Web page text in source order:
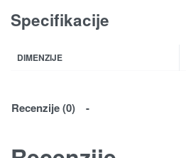
Specifikacije
DIMENZIJE
Recenzije (0)